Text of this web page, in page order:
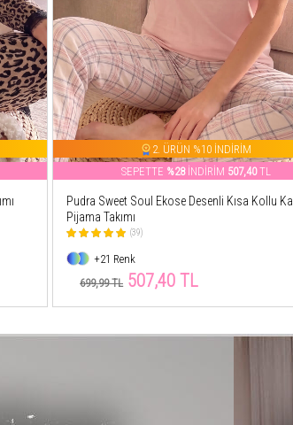
2. ÜRÜN %10 İNDİRİM
SEPETTE%28İNDİRİM507,40TL
Pudra Sweet Soul Ekose Desenli Kısa Kollu Kadın
Pijama Takımı
(39)
+21 Renk
699,99 TL 507,40 TL